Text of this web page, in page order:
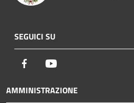
SEGUICI SU
Facebook
AMMINISTRAZIONE